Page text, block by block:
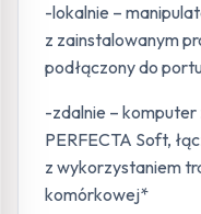
-lokalnie –
z zainstalowanym
podłączony do
-zdalnie –
PERFECTA Soft,
z wykorzystaniem
komórkowej*